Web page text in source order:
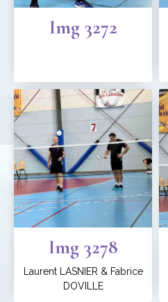
Img 3272
Img 3278
Laurent LASNIER & Fabrice
DOVILLE